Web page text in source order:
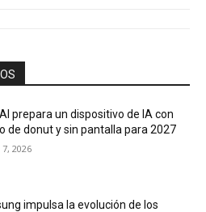
prepara un dispositivo de IA con
de donut y sin pantalla para 2027
2026
impulsa la evolución de los